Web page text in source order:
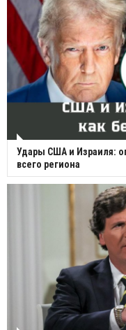
Удары США и Израиля:
всего региона